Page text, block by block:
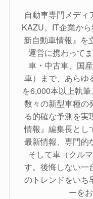
自動車専門メデ
KAZU。IT企業か
新自動車情報』を
運営に携わって
車・中古車、国
車）まで、あらゆ
を6,000本以上執筆
数々の新型車種の
る的確な予測を
情報』編集長とし
最新情報、専門的
そして車（クル
す。後悔しない一
のトレンドをいち
ーを